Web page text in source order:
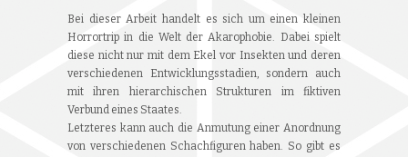
Bei dieser Arbeit handelt es sich um einen kleinen
Horrortrip in die Welt der Akarophobie. Dabei spielt
diese nicht nur mit dem Ekel vor Insekten und deren
verschiedenen Entwicklungsstadien, sondern auch
mit ihren hierarchischen Strukturen im fiktiven
Verbund eines Staates.
Letzteres kann auch die Anmutung einer Anordnung
von verschiedenen Schachfiguren haben. So gibt es